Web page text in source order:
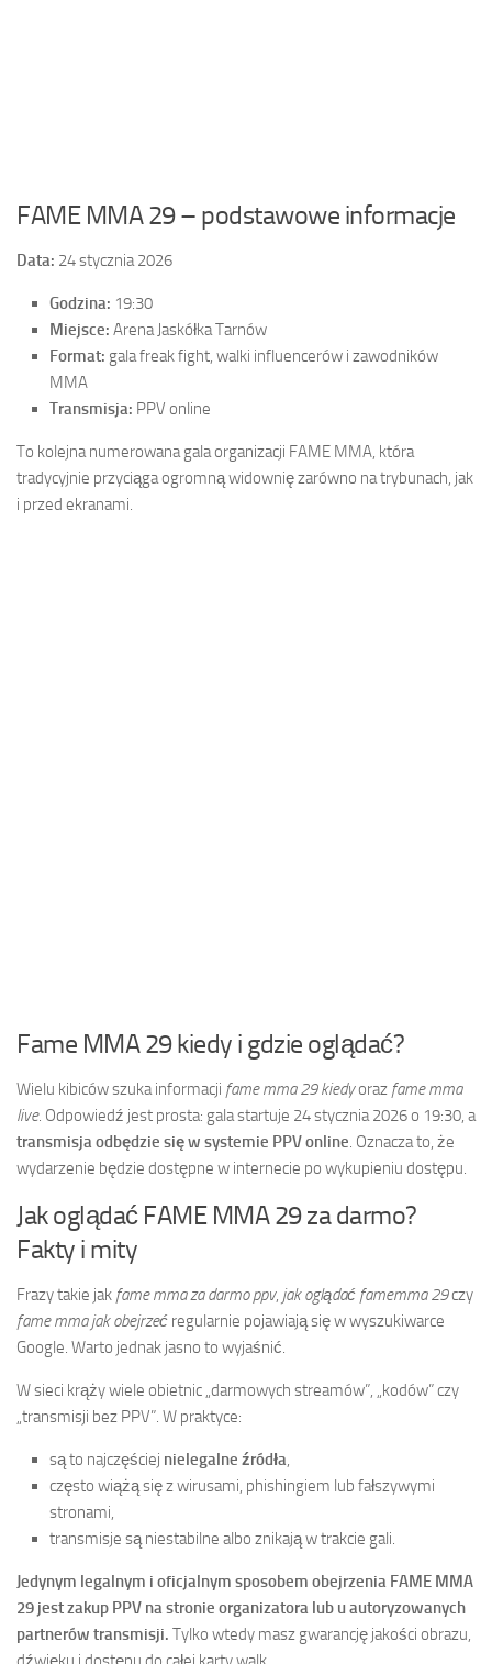
FAME MMA 29 – podstawowe informacje
Data: 24 stycznia 2026
Godzina: 19:30
Miejsce: Arena Jaskółka Tarnów
Format: gala freak fight, walki influencerów i zawodników
MMA
Transmisja: PPV online
To kolejna numerowana gala organizacji FAME MMA, która
tradycyjnie przyciąga ogromną widownię zarówno na trybunach, jak
i przed ekranami.
Fame MMA 29 kiedy i gdzie oglądać?
Wielu kibiców szuka informacji fame mma 29 kiedyoraz fame mma
live. Odpowiedź jest prosta: gala startuje 24 stycznia 2026 o 19:30, a
transmisja odbędzie się w systemie PPV online. Oznacza to, że
wydarzenie będzie dostępne w internecie po wykupieniu dostępu.
Jak oglądać FAME MMA 29 za darmo?
Fakty i mity
Frazy takie jak fame mma za darmo ppv, jak oglądać famemma 29czy
fame mma jak obejrzeć regularnie pojawiają się w wyszukiwarce
Google. Warto jednak jasno to wyjaśnić.
W sieci krąży wiele obietnic „darmowych streamów”, „kodów” czy
„transmisji bez PPV”. W praktyce:
są to najczęściej nielegalne źródła,
często wiążą się z wirusami, phishingiem lub fałszywymi
stronami,
transmisje są niestabilne albo znikają w trakcie gali.
Jedynym legalnym i oficjalnym sposobem obejrzenia FAME MMA
29 jest zakup PPV na stronie organizatora lub u autoryzowanych
partnerów transmisji. Tylko wtedy masz gwarancję jakości obrazu,